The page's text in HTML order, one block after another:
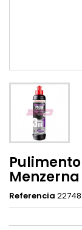
Menzerna
Referencia